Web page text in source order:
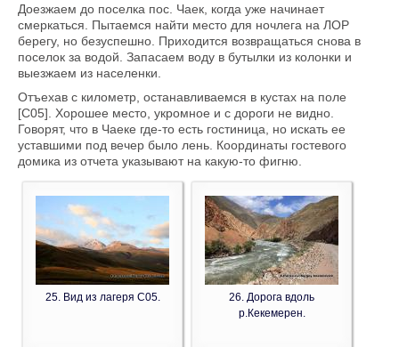
Доезжаем до поселка пос. Чаек, когда уже начинает
смеркаться. Пытаемся найти место для ночлега на ЛОР
берегу, но безуспешно. Приходится возвращаться снова в
поселок за водой. Запасаем воду в бутылки из колонки и
выезжаем из населенки.
Отъехав с километр, останавливаемся в кустах на поле
[C05]. Хорошее место, укромное и с дороги не видно.
Говорят, что в Чаеке где-то есть гостиница, но искать ее
уставшими под вечер было лень. Координаты гостевого
домика из отчета указывают на какую-то фигню.
25. Вид из лагеря C05.
26. Дорога вдоль
р.Кекемерен.